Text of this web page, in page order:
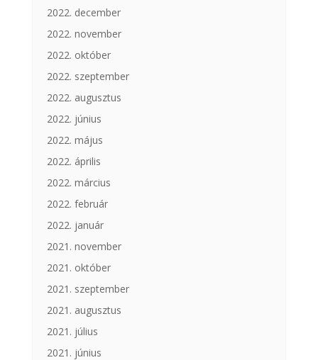
2022. december
2022. november
2022. október
2022. szeptember
2022. augusztus
2022. június
2022. május
2022. április
2022. március
2022. február
2022. január
2021. november
2021. október
2021. szeptember
2021. augusztus
2021. július
2021. június